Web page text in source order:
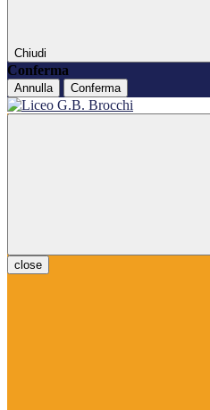
Chiudi
Conferma
Annulla Conferma
close